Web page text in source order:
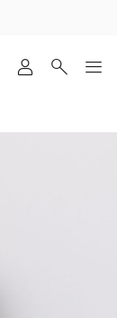
מכירה